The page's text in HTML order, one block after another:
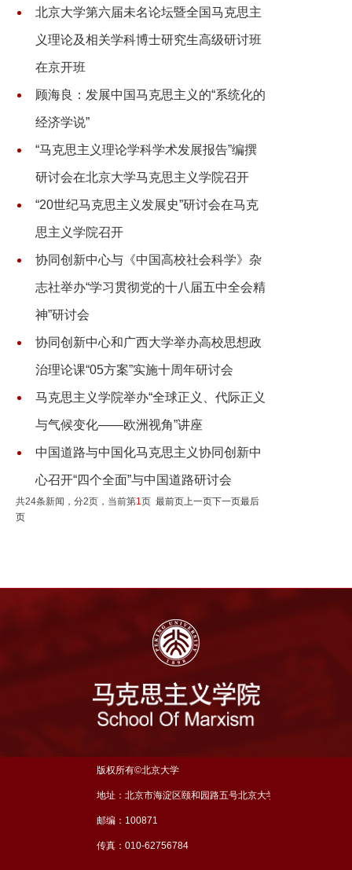
北京大学第六届未名论坛暨全国马克思主
义理论及相关学科博士研究生高级研讨班
在京开班
顾海良：发展中国马克思主义的“系统化的
经济学说”
“马克思主义理论学科学术发展报告”编撰
研讨会在北京大学马克思主义学院召开
“20世纪马克思主义发展史”研讨会在马克
思主义学院召开
协同创新中心与《中国高校社会科学》杂
志社举办“学习贯彻党的十八届五中全会精
神”研讨会
协同创新中心和广西大学举办高校思想政
治理论课“05方案”实施十周年研讨会
马克思主义学院举办“全球正义、代际正义
与气候变化——欧洲视角”讲座
中国道路与中国化马克思主义协同创新中
心召开“四个全面”与中国道路研讨会
共24条新闻，分2页，当前第1页 最前页上一页下一页最后
页
版权所有©北京大学
地址：北京市海淀区颐和园路五号北京大学理科五号楼三层
邮编：100871
传真：010-62756784